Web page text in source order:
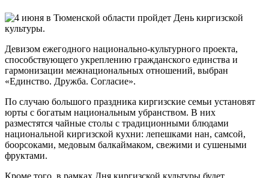
Девизом ежегодного национально-культурного проекта,
способствующего укреплению гражданского единства и
гармонизации межнациональных отношений, выбран
«Единство. Дружба. Согласие».
По случаю большого праздника киргизские семьи установят
юрты с богатым национальным убранством. В них
разместятся чайные столы с традиционными блюдами
национальной киргизской кухни: лепешками нан, самсой,
боорсоками, медовым балкаймаком, свежими и сушеными
фруктами.
Кроме того, в рамках Дня киргизской культуры будет